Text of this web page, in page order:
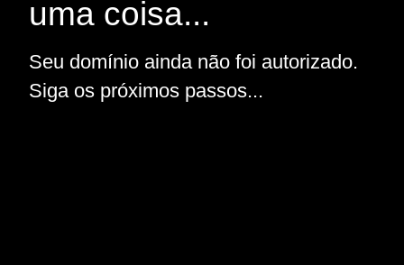
uma coisa...
Seu domínio ainda não foi autorizado.
Siga os próximos passos...